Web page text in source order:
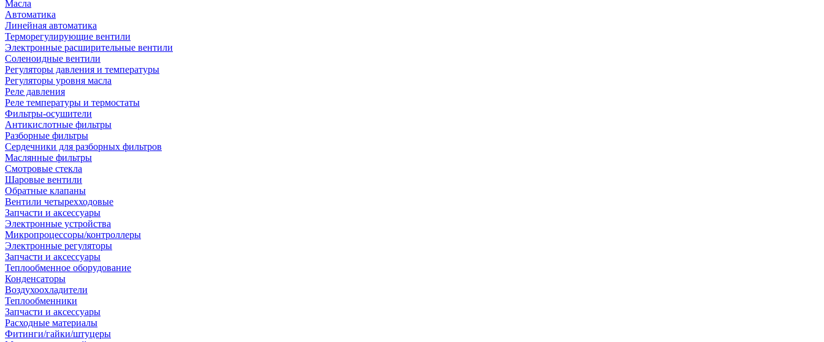
Масла
Автоматика
Линейная автоматика
Терморегулирующие вентили
Электронные расширительные вентили
Соленоидные вентили
Регуляторы давления и температуры
Регуляторы уровня масла
Реле давления
Реле температуры и термостаты
Фильтры-осушители
Антикислотные фильтры
Разборные фильтры
Сердечники для разборных фильтров
Маслянные фильтры
Смотровые стекла
Шаровые вентили
Обратные клапаны
Вентили четырехходовые
Запчасти и аксессуары
Электронные устройства
Микропроцессоры/контроллеры
Электронные регуляторы
Запчасти и аксессуары
Теплообменное оборудование
Конденсаторы
Воздухоохладители
Теплообменники
Запчасти и аксессуары
Расходные материалы
Фитинги/гайки/штуцеры